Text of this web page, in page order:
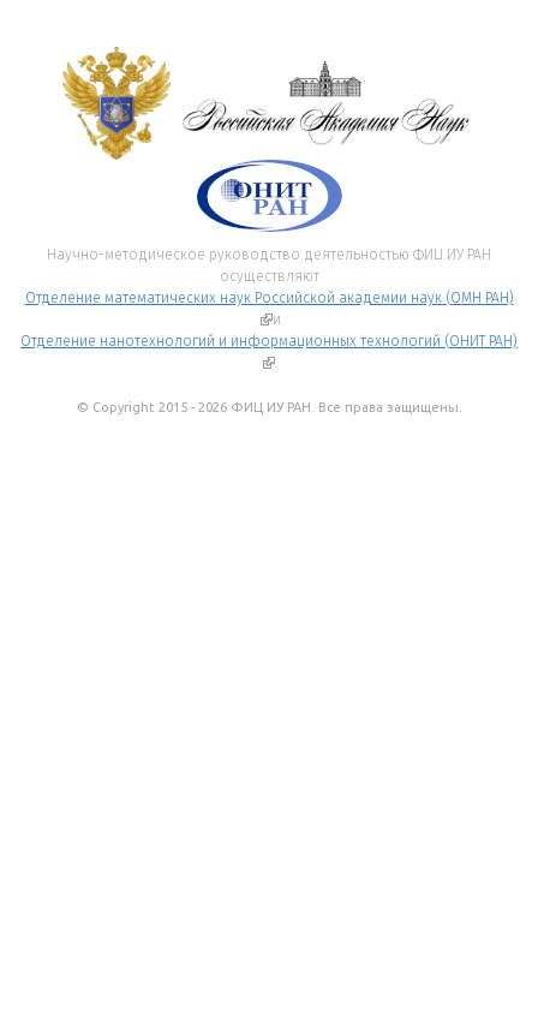
Научно-методическое руководство деятельностью ФИЦ ИУ РАН
осуществляют
Отделение математических наук Российской академии наук (ОМН РАН)
(внешняя ссылка)
и
Отделение нанотехнологий и информационных технологий (ОНИТ РАН)
(внешняя ссылка)
.
© Copyright 2015 - 2026 ФИЦ ИУ РАН. Все права защищены.